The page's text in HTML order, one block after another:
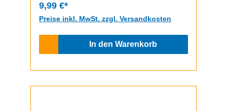
9,99 €*
Preise inkl. MwSt. zzgl. Versandkosten
In den Warenkorb